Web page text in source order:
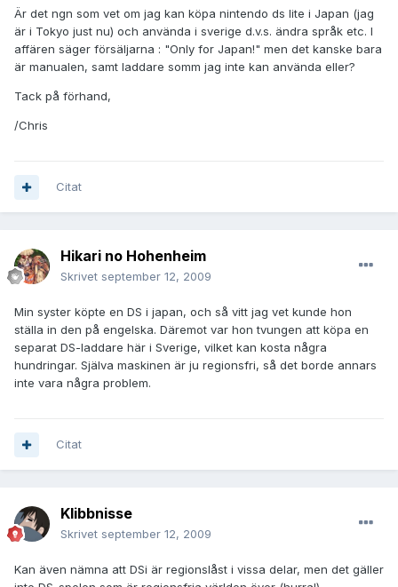
Är det ngn som vet om jag kan köpa nintendo ds lite i Japan (jag
är i Tokyo just nu) och använda i sverige d.v.s. ändra språk etc. I
affären säger försäljarna : "Only for Japan!" men det kanske bara
är manualen, samt laddare somm jag inte kan använda eller?
Tack på förhand,
/Chris
Citat
Hikari no Hohenheim
Skrivet september 12, 2009
Min syster köpte en DS i japan, och så vitt jag vet kunde hon
ställa in den på engelska. Däremot var hon tvungen att köpa en
separat DS-laddare här i Sverige, vilket kan kosta några
hundringar. Själva maskinen är ju regionsfri, så det borde annars
inte vara några problem.
Citat
Klibbnisse
Skrivet september 12, 2009
Kan även nämna att DSi är regionslåst i vissa delar, men det gäller